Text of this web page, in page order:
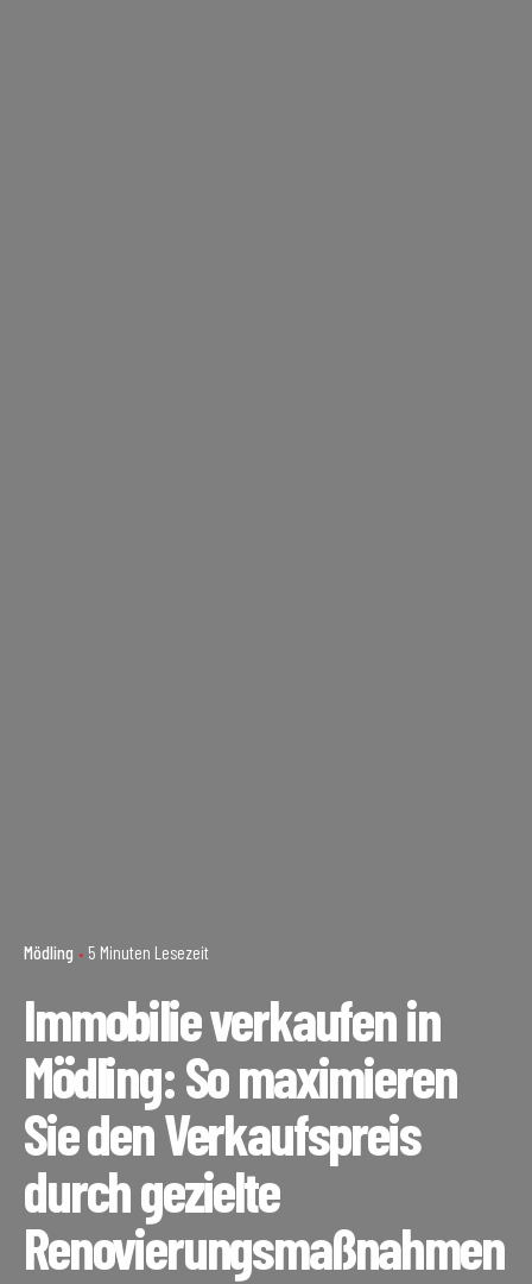
Mödling 5 Minuten Lesezeit
Immobilie verkaufen in
Mödling: So maximieren
Sie den Verkaufspreis
durch gezielte
Renovierungsmaßnahmen